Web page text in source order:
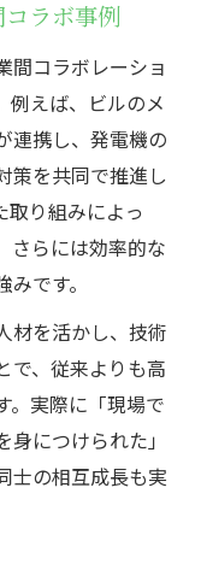
ラボ事例
間コラボレーショ
例えば、ビルのメ
連携し、発電機の
策を共同で推進し
取り組みによっ
さらには効率的な
です。
材を活かし、技術
で、従来よりも高
。実際に「現場で
につけられた」
士の相互成長も実